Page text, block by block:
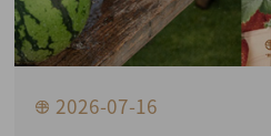
2026-07-16